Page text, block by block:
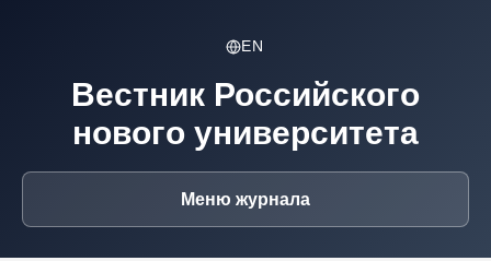
EN
Вестник Российского
нового университета
Меню журнала